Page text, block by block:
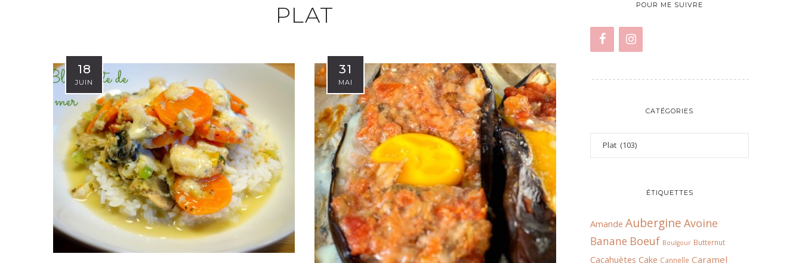
PLAT
18
JUIN
31
MAI
POUR ME SUIVRE
CATÉGORIES
ÉTIQUETTES
Amande Aubergine Avoine
Banane Boeuf Boulgour Butternut
Cacahuètes Cake Cannelle Caramel